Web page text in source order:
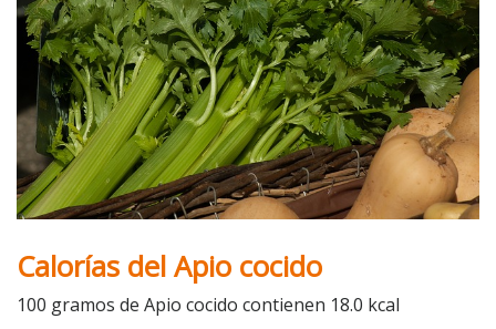
Calorías del Apio cocido
100 gramos de Apio cocido contienen 18.0 kcal